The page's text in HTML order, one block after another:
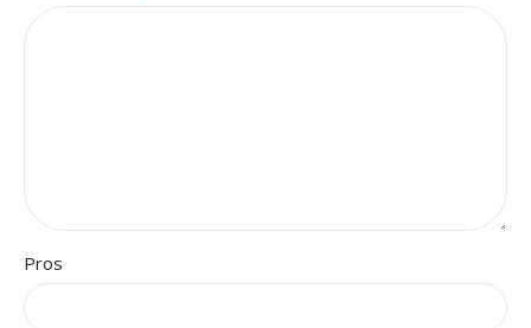
Pros